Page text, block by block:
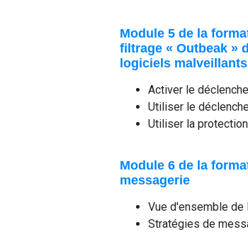
Module 5 de la
filtrage « Outbeak »
logiciels malveillants
Activer le
Utiliser le
Utiliser la
Module 6 de la
messagerie
Vue d'ensemble de
Stratégies de